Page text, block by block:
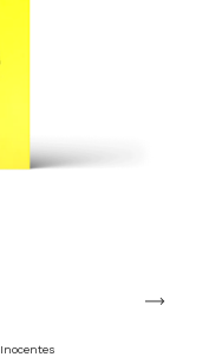
Inocentes